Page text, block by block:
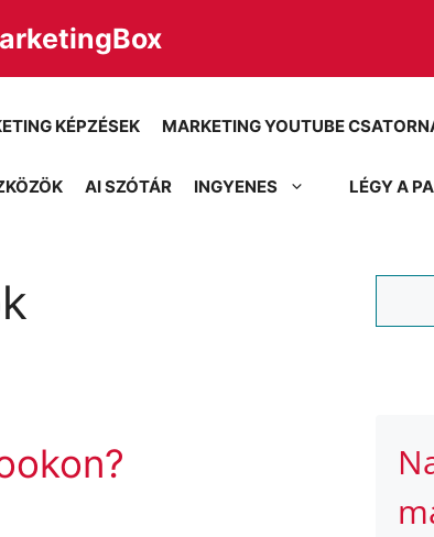
KÉPZÉSEK MARKETING YOUTUBE
AI SZÓTÁR INGYENES LÉGY A